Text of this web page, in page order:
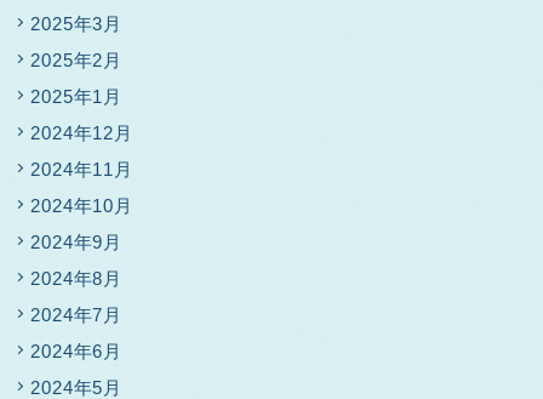
2025年3月
2025年2月
2025年1月
2024年12月
2024年11月
2024年10月
2024年9月
2024年8月
2024年7月
2024年6月
2024年5月